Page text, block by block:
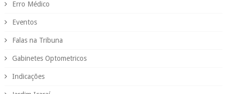
Erro Médico
Eventos
Falas na Tribuna
Gabinetes Optometricos
Indicações